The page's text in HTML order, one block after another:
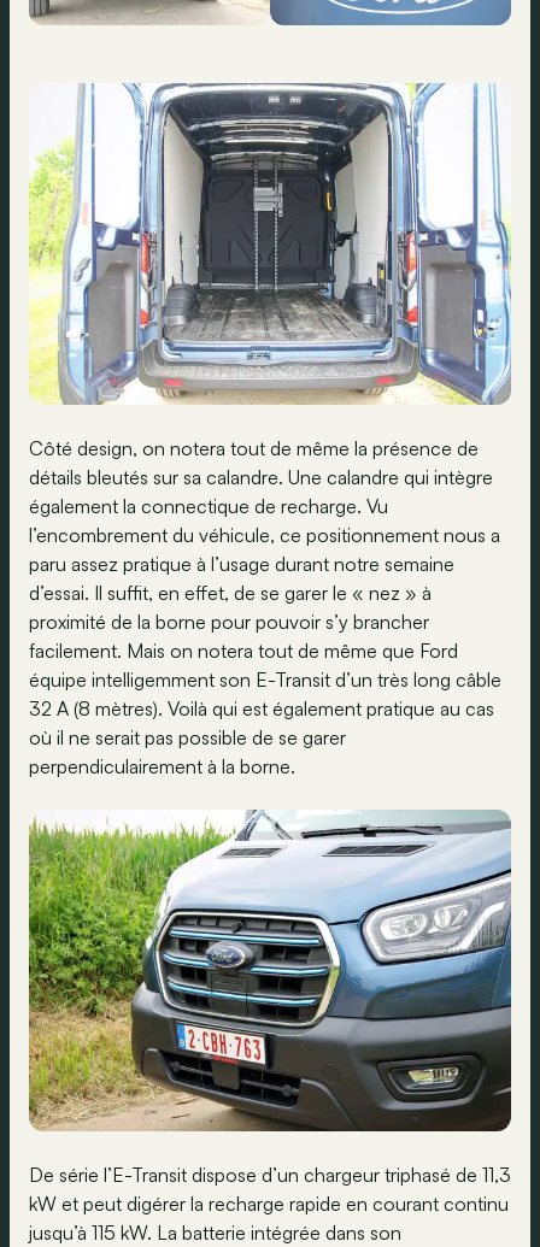
Côté design, on notera tout de même la présence de
détails bleutés sur sa calandre. Une calandre qui intègre
également la connectique de recharge. Vu
l’encombrement du véhicule, ce positionnement nous a
paru assez pratique à l’usage durant notre semaine
d’essai. Il suffit, en effet, de se garer le « nez » à
proximité de la borne pour pouvoir s’y brancher
facilement. Mais on notera tout de même que Ford
équipe intelligemment son E-Transit d’un très long câble
32 A (8 mètres). Voilà qui est également pratique au cas
où il ne serait pas possible de se garer
perpendiculairement à la borne.
De série l’E-Transit dispose d’un chargeur triphasé de 11,3
kW et peut digérer la recharge rapide en courant continu
jusqu’à 115 kW. La batterie intégrée dans son